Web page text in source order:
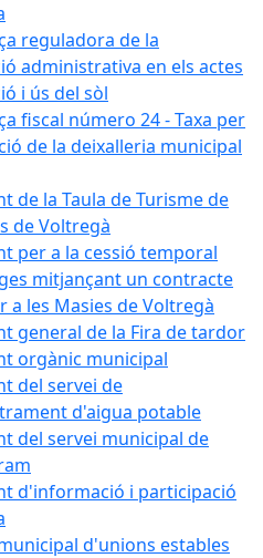
reguladora de la
administrativa en els actes
i ús del sòl
fiscal número 24 - Taxa per
de la deixalleria municipal
de la Taula de Turisme de
de Voltregà
per a la cessió temporal
mitjançant un contracte
a les Masies de Voltregà
general de la Fira de tardor
orgànic municipal
del servei de
d'aigua potable
del servei municipal de
d'informació i participació
d'unions estables